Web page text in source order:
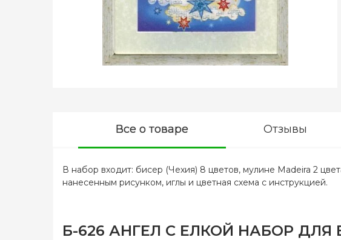
Все о товаре Отзывы
В набор входит: бисер (Чехия) 8 цветов, мулине Madeira 2
нанесенным рисунком, иглы и цветная схема с инструкцией.
Б-626 АНГЕЛ С ЕЛКОЙ НАБОР